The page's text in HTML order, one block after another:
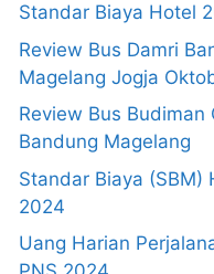
Standar Biaya Hotel
Review Bus Damri
Magelang Jogja
Review Bus Budiman
Bandung Magelang
Standar Biaya (SBM)
2024
Uang Harian